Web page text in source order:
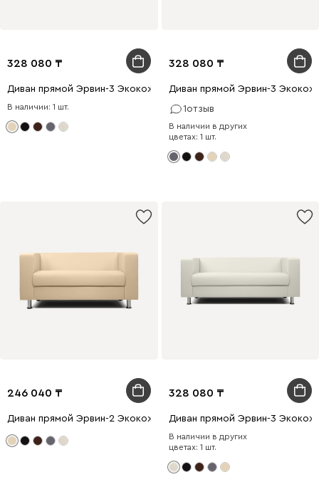
328 080
Диван прямой Эрвин-3 Экокожа Бежевый
В наличии: 1 шт.
328 080
Диван прямой Эрвин-3
1отзыв
В наличии в других
цветах: 1 шт.
246 040
Диван прямой Эрвин-2 Экокожа Бежевый
328 080
Диван прямой Эрвин-3
В наличии в других
цветах: 1 шт.